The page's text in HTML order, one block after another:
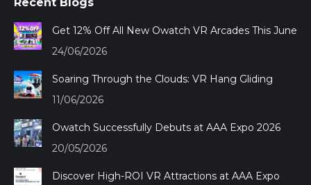
opens
in
new
opens
in
opens
in
new
opens
in
Recent Blogs
Get 12% Off All New Owatch VR Arcades This June
24/06/2026
Soaring Through the Clouds: VR Hang Gliding
11/06/2026
Owatch Successfully Debuts at AAA Expo 2026
20/05/2026
Discover High-ROI VR Attractions at AAA Expo